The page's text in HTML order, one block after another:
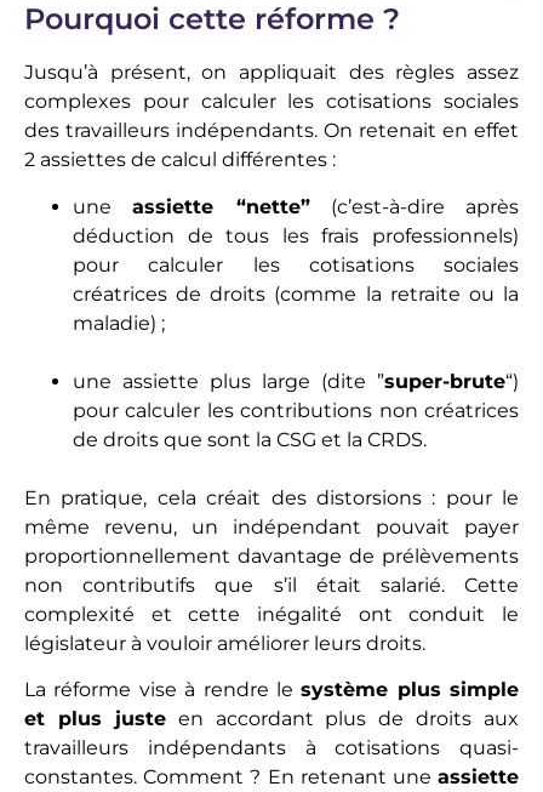
Pourquoi cette réforme ?
Jusqu’à présent, on appliquait des règles assez
complexes pour calculer les cotisations sociales
des travailleurs indépendants. On retenait en effet
2 assiettes de calcul différentes :
uneassiette “nette”(c’est-à-dire après
déduction de tous les frais professionnels)
pour calculer les cotisations sociales
créatrices de droits (comme la retraite ou la
maladie) ;
une assiette plus large (dite ”super-brute“)
pour calculer les contributions non créatrices
de droits que sont la CSG et la CRDS.
En pratique, cela créait des distorsions : pour le
même revenu, un indépendant pouvait payer
proportionnellement davantage de prélèvements
non contributifs que s’il était salarié. Cette
complexité et cette inégalité ont conduit le
législateur à vouloir améliorer leurs droits.
La réforme vise à rendre lesystème plus simple
et plus justeen accordant plus de droits aux
travailleurs indépendants à cotisations quasi-
constantes. Comment ? En retenant une assiette